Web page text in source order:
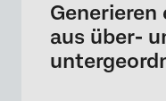
Generieren
aus über-